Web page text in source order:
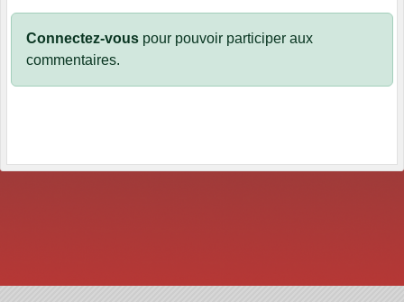
Connectez-vous pour pouvoir participer aux
commentaires.